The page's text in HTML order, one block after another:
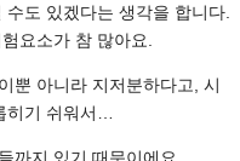
도 있겠다는 생각을 합니다.
요소가 참 많아요.
뿐 아니라 지저분하다고, 시
히기 쉬워서…